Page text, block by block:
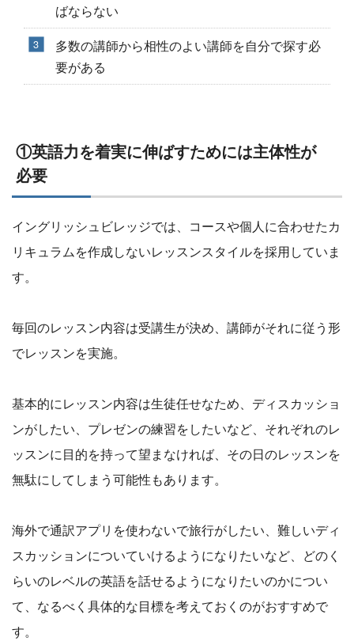
ばならない
多数の講師から相性のよい講師を自分で探す必
要がある
①英語力を着実に伸ばすためには主体性が
必要
イングリッシュビレッジでは、コースや個人に合わせたカ
リキュラムを作成しないレッスンスタイルを採用していま
す。
毎回のレッスン内容は受講生が決め、講師がそれに従う形
でレッスンを実施。
基本的にレッスン内容は生徒任せなため、ディスカッショ
ンがしたい、プレゼンの練習をしたいなど、それぞれのレ
ッスンに目的を持って望まなければ、その日のレッスンを
無駄にしてしまう可能性もあります。
海外で通訳アプリを使わないで旅行がしたい、難しいディ
スカッションについていけるようになりたいなど、どのく
らいのレベルの英語を話せるようになりたいのかについ
て、なるべく具体的な目標を考えておくのがおすすめで
す。